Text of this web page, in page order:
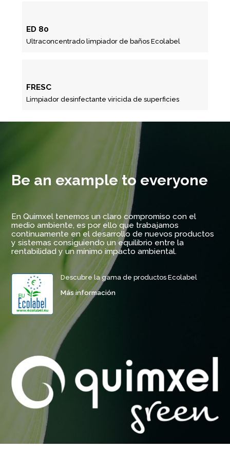
ED 80
Ultraconcentrado limpiador de baños Ecolabel
FRESC
Limpiador desinfectante viricida de superficies
Be an example to everyone
En Quimxel tenemos un claro compromiso con el
medio ambiente, es por ello que trabajamos
continuamente en el desarrollo de nuevos productos
y sistemas consiguiendo un equilibrio entre la
rentabilidad y un mínimo impacto ambiental.
Descubre la gama de productos Ecolabel
Más información